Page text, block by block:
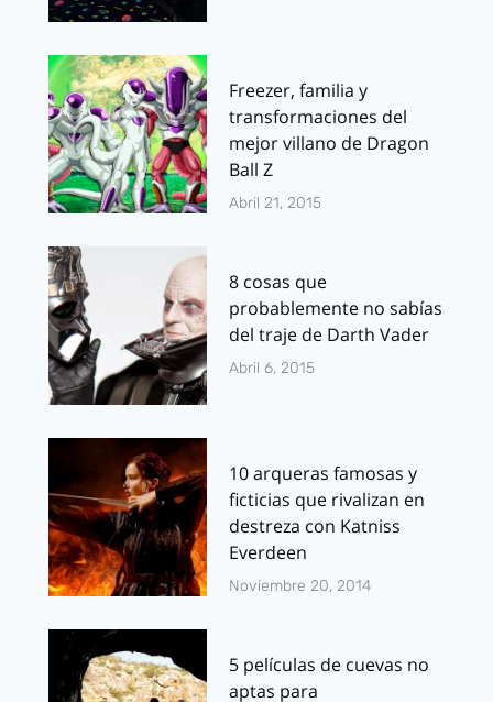
Freezer, familia y
transformaciones del
mejor villano de Dragon
Ball Z
Abril 21, 2015
8 cosas que
probablemente no sabías
del traje de Darth Vader
Abril 6, 2015
10 arqueras famosas y
ficticias que rivalizan en
destreza con Katniss
Everdeen
Noviembre 20, 2014
5 películas de cuevas no
aptas para